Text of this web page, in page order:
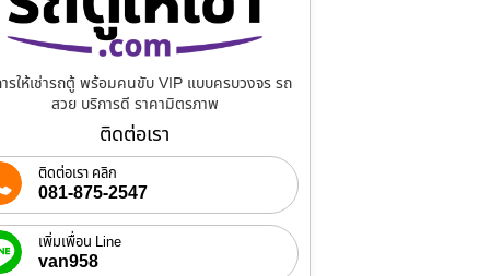
รให้เช่ารถตู้ พร้อมคนขับ VIP แบบครบวงจร รถ
สวย บริการดี ราคามิตรภาพ
ติดต่อเรา
ติดต่อเรา คลิก
081-875-2547
เพิ่มเพื่อน Line
van958